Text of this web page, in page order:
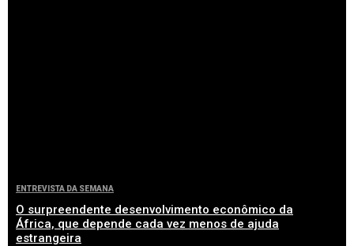
ENTREVISTA DA SEMANA
O surpreendente desenvolvimento econômico da
África, que depende cada vez menos de ajuda
estrangeira